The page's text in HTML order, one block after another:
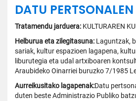
DATU
Tratamendu jarduera: KULTURAREN
Helburua eta zilegitasuna: Laguntzak,
sariak, kultur espazioen lagapena,
liburutegia eta udal artxiboaren
Araubideko Oinarriei buruzko 7/1985
Aurreikusitako lagapenak:Datu
duten beste Administrazio Publiko